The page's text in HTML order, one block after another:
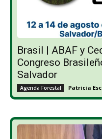
Brasil | ABAF y
Congreso
Salvador
Agenda Forestal Patricia